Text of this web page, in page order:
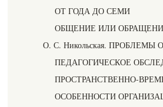
ОТ ГОДА ДО СЕМИ
ОБЩЕНИЕ ИЛИ
О. С. Никольская.
ПЕДАГОГИЧЕСКОЕ
ПРОСТРАНСТВЕННО-
ОСОБЕННОСТИ